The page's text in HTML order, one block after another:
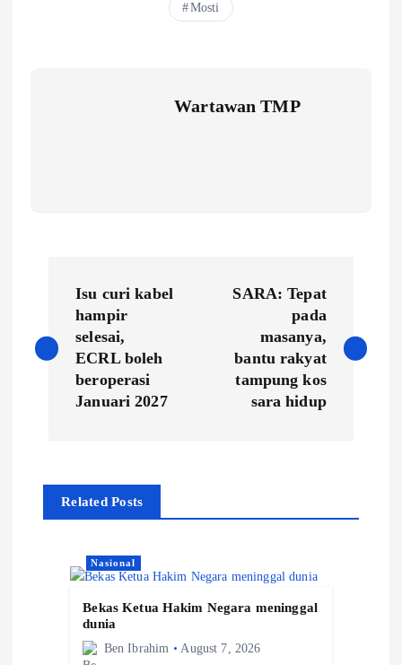
Mosti
Wartawan TMP
s
a
Isu curi kabel
hampir
selesai,
ECRL boleh
beroperasi
Januari 2027
SARA: Tepat
pada
masanya,
bantu rakyat
tampung kos
sara hidup
Related Posts
Nasional
Bekas Ketua Hakim Negara meninggal
dunia
Ben Ibrahim August 7, 2026